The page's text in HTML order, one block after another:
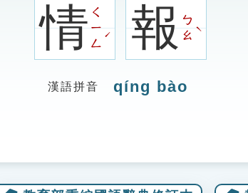
情ㄑ
ㄧ
ㄥ
ˊ 報ㄅ
ㄠ
ˋ
漢語拼音 qíng bào